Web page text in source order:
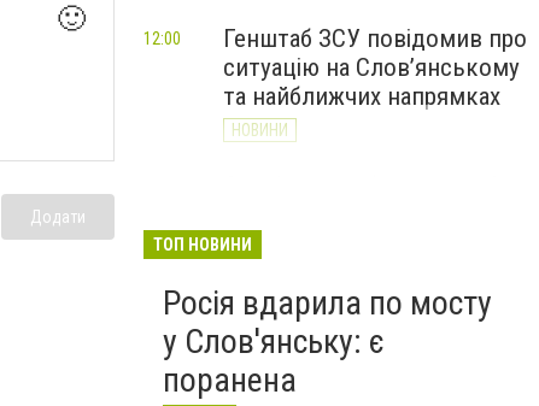
🙂
Додати
Генштаб ЗСУ повідомив про
ситуацію на Слов’янському
та найближчих напрямках
НОВИНИ
12:00
великої війни: 7 серпня
ТОП НОВИНИ
Росія вдарила по мосту
у Слов'янську: є
поранена